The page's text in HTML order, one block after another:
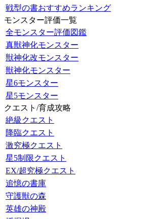
戦型の書おすすめランキング
モンスター評価一覧
全モンスター評価図鑑
真獣神化モンスター
獣神化改モンスター
獣神化モンスター
星6モンスター
星5モンスター
クエスト/育成攻略
絶級クエスト
降臨クエスト
激究極クエスト
星5制限クエスト
EX/超究極クエスト
追憶の書庫
守護獣の森
英雄の神殿